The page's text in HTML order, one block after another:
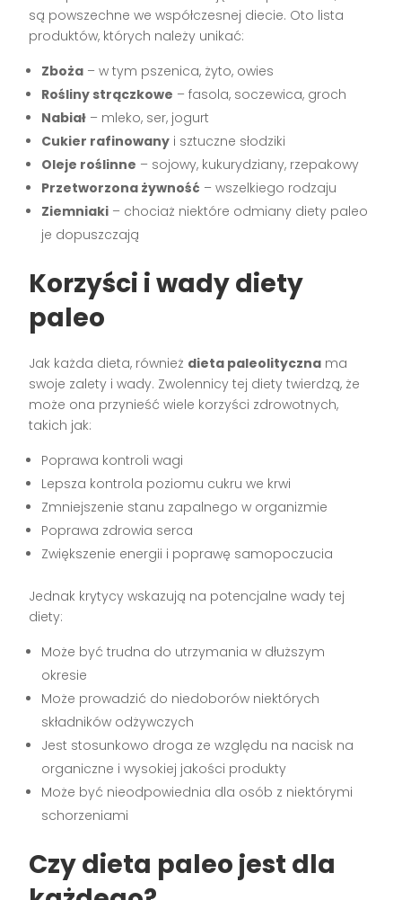
są powszechne we współczesnej diecie. Oto lista
produktów, których należy unikać:
Zboża – w tym pszenica, żyto, owies
Rośliny strączkowe – fasola, soczewica, groch
Nabiał – mleko, ser, jogurt
Cukier rafinowany i sztuczne słodziki
Oleje roślinne – sojowy, kukurydziany, rzepakowy
Przetworzona żywność – wszelkiego rodzaju
Ziemniaki – chociaż niektóre odmiany diety paleo
je dopuszczają
Korzyści i wady diety
paleo
Jak każda dieta, również dieta paleolityczna ma
swoje zalety i wady. Zwolennicy tej diety twierdzą, że
może ona przynieść wiele korzyści zdrowotnych,
takich jak:
Poprawa kontroli wagi
Lepsza kontrola poziomu cukru we krwi
Zmniejszenie stanu zapalnego w organizmie
Poprawa zdrowia serca
Zwiększenie energii i poprawę samopoczucia
Jednak krytycy wskazują na potencjalne wady tej
diety:
Może być trudna do utrzymania w dłuższym
okresie
Może prowadzić do niedoborów niektórych
składników odżywczych
Jest stosunkowo droga ze względu na nacisk na
organiczne i wysokiej jakości produkty
Może być nieodpowiednia dla osób z niektórymi
schorzeniami
Czy dieta paleo jest dla